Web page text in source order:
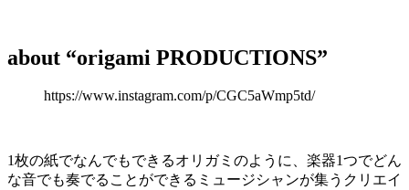
about “origami PRODUCTIONS”
https://www.instagram.com/p/CGC5aWmp5td/
1枚の紙でなんでもできるオリガミのように、楽器1つでどん
な音でも奏でることができるミュージシャンが集うクリエイ